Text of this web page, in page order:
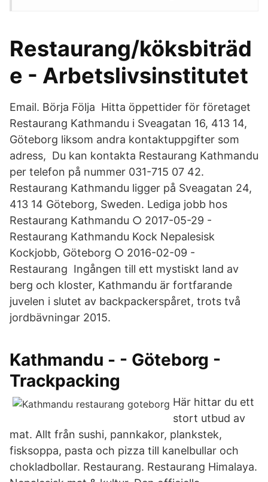
Restaurang/köksbiträd
e - Arbetslivsinstitutet
Email. Börja Följa Hitta öppettider för företaget
Restaurang Kathmandu i Sveagatan 16, 413 14,
Göteborg liksom andra kontaktuppgifter som
adress, Du kan kontakta Restaurang Kathmandu
per telefon på nummer 031-715 07 42.
Restaurang Kathmandu ligger på Sveagatan 24,
413 14 Göteborg, Sweden. Lediga jobb hos
Restaurang Kathmandu ○ 2017-05-29 -
Restaurang Kathmandu Kock Nepalesisk
Kockjobb, Göteborg ○ 2016-02-09 -
Restaurang Ingången till ett mystiskt land av
berg och kloster, Kathmandu är fortfarande
juvelen i slutet av backpackerspåret, trots två
jordbävningar 2015.
Kathmandu - - Göteborg -
Trackpacking
Här hittar du ett
stort utbud av
mat. Allt från sushi, pannkakor, plankstek,
fisksoppa, pasta och pizza till kanelbullar och
chokladbollar. Restaurang. Restaurang Himalaya.